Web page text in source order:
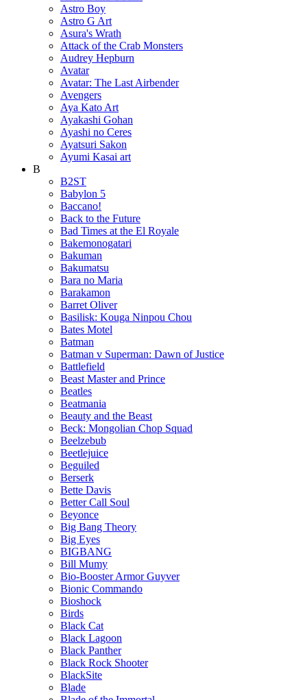
Astro Boy
Astro G Art
Asura's Wrath
Attack of the Crab Monsters
Audrey Hepburn
Avatar
Avatar: The Last Airbender
Avengers
Aya Kato Art
Ayakashi Gohan
Ayashi no Ceres
Ayatsuri Sakon
Ayumi Kasai art
B
B2ST
Babylon 5
Baccano!
Back to the Future
Bad Times at the El Royale
Bakemonogatari
Bakuman
Bakumatsu
Bara no Maria
Barakamon
Barret Oliver
Basilisk: Kouga Ninpou Chou
Bates Motel
Batman
Batman v Superman: Dawn of Justice
Battlefield
Beast Master and Prince
Beatles
Beatmania
Beauty and the Beast
Beck: Mongolian Chop Squad
Beelzebub
Beetlejuice
Beguiled
Berserk
Bette Davis
Better Call Soul
Beyonce
Big Bang Theory
Big Eyes
BIGBANG
Bill Mumy
Bio-Booster Armor Guyver
Bionic Commando
Bioshock
Birds
Black Cat
Black Lagoon
Black Panther
Black Rock Shooter
BlackSite
Blade